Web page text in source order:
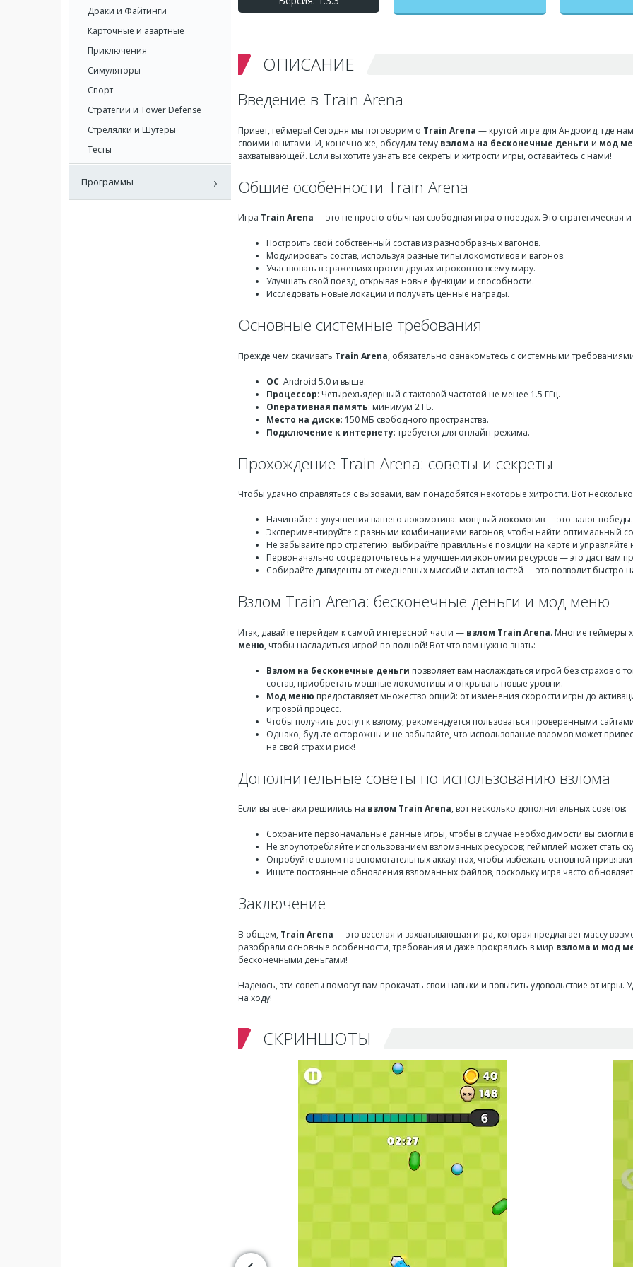
ОПИСАНИЕ
Введение в Train Arena
Привет, геймеры! Сегодня мы поговорим о Train Arena — крутой игре для Андроид, где нам
своими юнитами. И, конечно же, обсудим тему взлома на бесконечные деньги и мод
захватывающей. Если вы хотите узнать все секреты и хитрости игры, оставайтесь с нами!
Общие особенности Train Arena
Игра Train Arena — это не просто обычная свободная игра о поездах. Это
Построить свой собственный состав из разнообразных вагонов.
Модулировать состав, используя разные типы локомотивов и вагонов.
Участвовать в сражениях против других игроков по всему миру.
Улучшать свой поезд, открывая новые функции и способности.
Исследовать новые локации и получать ценные награды.
Основные системные требования
Прежде чем скачивать Train Arena, обязательно ознакомьтесь с системными
ОС: Android 5.0 и выше.
Процессор: Четырехъядерный с тактовой частотой не менее 1.5 ГГц.
Оперативная память: минимум 2 ГБ.
Место на диске: 150 МБ свободного пространства.
Подключение к интернету: требуется для онлайн-режима.
Прохождение Train Arena: советы и секреты
Чтобы удачно справляться с вызовами, вам понадобятся некоторые хитрости. Вот
Начинайте с улучшения вашего локомотива: мощный локомотив — это залог победы.
Экспериментируйте с разными комбинациями вагонов, чтобы найти оптимальный
Не забывайте про стратегию: выбирайте правильные позиции на карте и
Первоначально сосредоточьтесь на улучшении экономии ресурсов — это даст вам
Собирайте дивиденты от ежедневных миссий и активностей — это позволит быстро
Взлом Train Arena: бесконечные деньги и мод меню
Итак, давайте перейдем к самой интересной части — взлом Train Arena. Многие геймеры
меню, чтобы насладиться игрой по полной! Вот что вам нужно знать:
Взлом на бесконечные деньги позволяет вам наслаждаться игрой без страхов о
состав, приобретать мощные локомотивы и открывать новые уровни.
Мод меню предоставляет множество опций: от изменения скорости игры до
игровой процесс.
Чтобы получить доступ к взлому, рекомендуется пользоваться проверенными
Однако, будьте осторожны и не забывайте, что использование взломов может
на свой страх и риск!
Дополнительные советы по использованию взлома
Если вы все-таки решились на взлом Train Arena, вот несколько дополнительных советов:
Сохраните первоначальные данные игры, чтобы в случае необходимости вы смогли
Не злоупотребляйте использованием взломанных ресурсов; геймплей может стать
Опробуйте взлом на вспомогательных аккаунтах, чтобы избежать основной
Ищите постоянные обновления взломанных файлов, поскольку игра часто
Заключение
В общем, Train Arena — это веселая и захватывающая игра, которая предлагает массу
разобрали основные особенности, требования и даже прокрались в мир взлома и мод
бесконечными деньгами!
Надеюсь, эти советы помогут вам прокачать свои навыки и повысить удовольствие от игры.
на ходу!
СКРИНШОТЫ
Драки и Файтинги
Карточные и азартные
Приключения
Симуляторы
Спорт
Стратегии и Tower Defense
Стрелялки и Шутеры
Тесты
Программы